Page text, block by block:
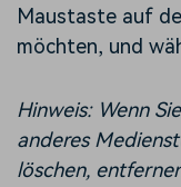
Maustaste auf
möchten, und
Hinweis: Wenn
anderes
löschen,